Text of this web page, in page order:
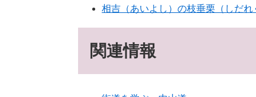
相吉（あいよし）の枝垂栗（しだれ
関連情報